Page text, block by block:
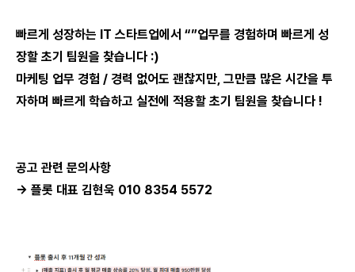
빠르게 성장하는 IT 스타트업에서 “”업무를 경험하며 빠르게 성
장할 초기 팀원을 찾습니다 :)
마케팅 업무 경험 / 경력 없어도 괜찮지만, 그만큼 많은 시간을 투
자하며 빠르게 학습하고 실전에 적용할 초기 팀원을 찾습니다 !
공고 관련 문의사항
→ 플롯 대표 김현욱 010 8354 5572